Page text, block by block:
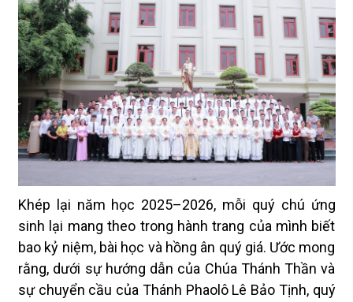
Khép lại năm học 2025–2026, mỗi quý chú ứng
sinh lại mang theo trong hành trang của mình biết
bao kỷ niệm, bài học và hồng ân quý giá. Ước mong
rằng, dưới sự hướng dẫn của Chúa Thánh Thần và
sự chuyển cầu của Thánh Phaolô Lê Bảo Tịnh, quý